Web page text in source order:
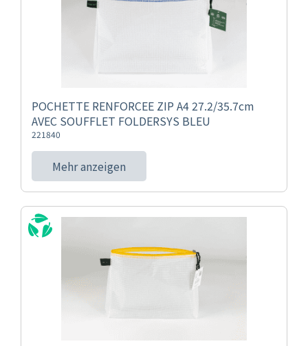
POCHETTE RENFORCEE ZIP A4 27.2/35.7cm
AVEC SOUFFLET FOLDERSYS BLEU
221840
Mehr anzeigen